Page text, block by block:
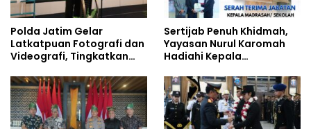
Polda Jatim Gelar
Latkatpuan Fotografi dan
Videografi, Tingkatkan
Era Digital
Sertijab Penuh Khidmah,
Yayasan Nurul Karomah
Hadiahi Kepala
Umrah